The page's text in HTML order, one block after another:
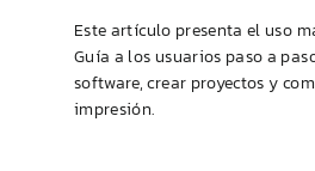
Este artículo presenta el uso
Guía a los usuarios paso a
software, crear proyectos y
impresión.